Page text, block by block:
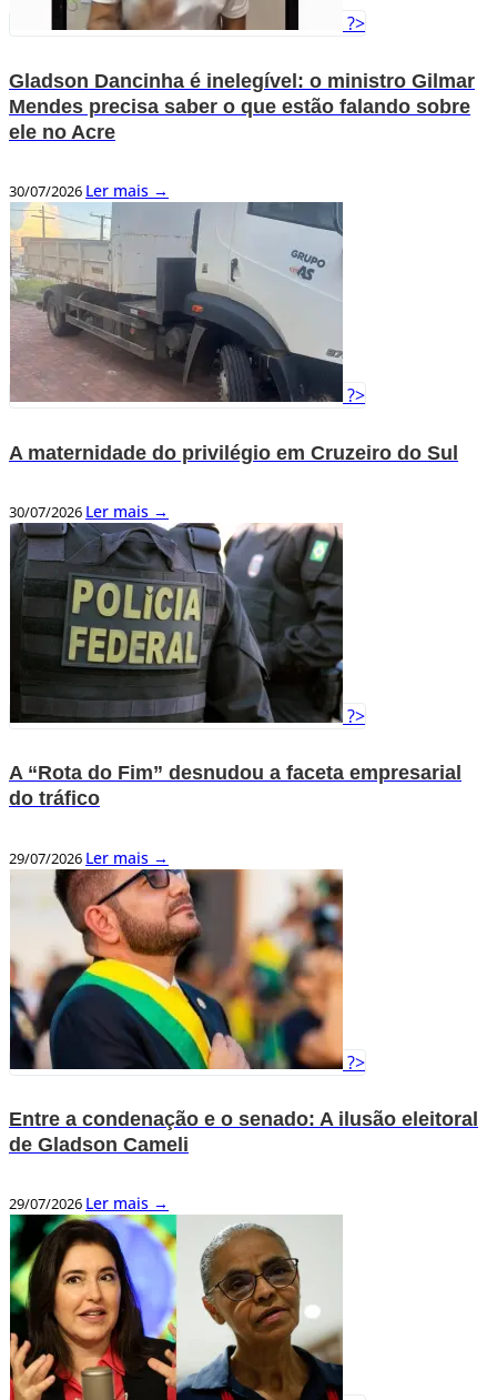
?>
Gladson Dancinha é inelegível: o ministro Gilmar
Mendes precisa saber o que estão falando sobre
ele no Acre
30/07/2026 Ler mais →
?>
A maternidade do privilégio em Cruzeiro do Sul
30/07/2026 Ler mais →
?>
A “Rota do Fim” desnudou a faceta empresarial
do tráfico
29/07/2026 Ler mais →
?>
Entre a condenação e o senado: A ilusão eleitoral
de Gladson Cameli
29/07/2026 Ler mais →